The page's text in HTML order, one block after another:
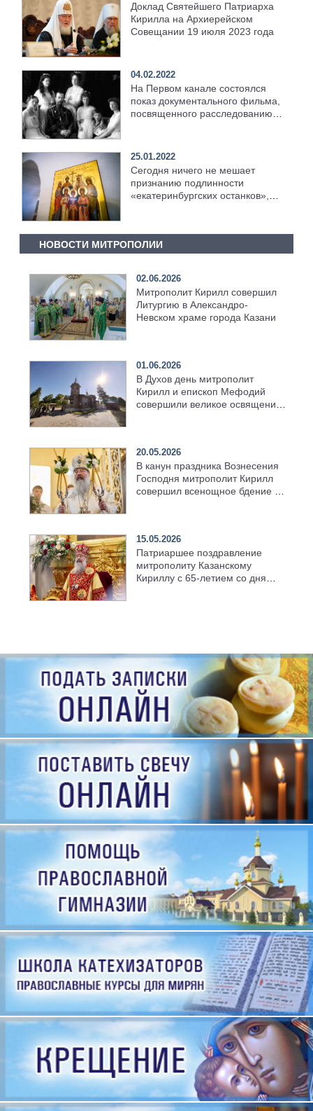
Доклад Святейшего Патриарха
Кирилла на Архиерейском
Совещании 19 июля 2023 года
04.02.2022
На Первом канале состоялся
показ документального фильма,
посвященного расследованию
«екатеринбургских останков»
25.01.2022
Сегодня ничего не мешает
признанию подлинности
«екатеринбургских останков»,
НОВОСТИ МИТРОПОЛИИ
02.06.2026
Митрополит Кирилл совершил
Литургию в Александро-
Невском храме города Казани
01.06.2026
В Духов день митрополит
Кирилл и епископ Мефодий
совершили великое освящение
20.05.2026
В канун праздника Вознесения
Господня митрополит Кирилл
совершил всенощное бдение в
15.05.2026
Патриаршее поздравление
митрополиту Казанскому
Кириллу с 65-летием со дня